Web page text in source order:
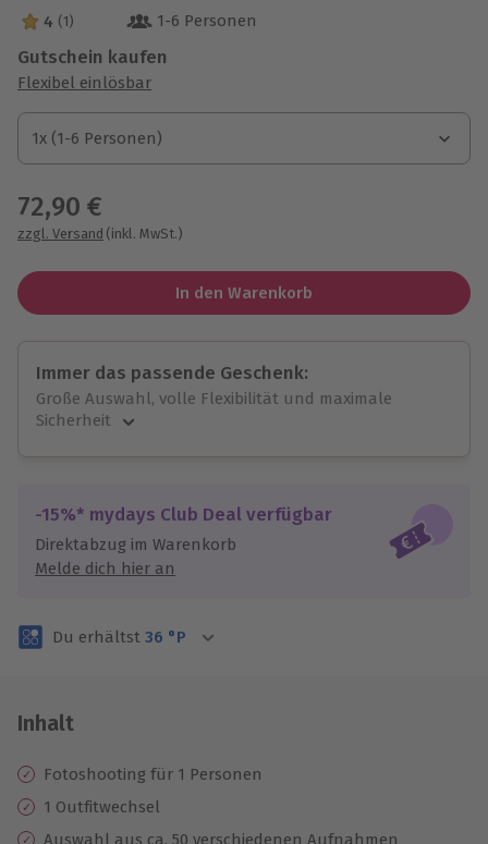
4 Sterne von 5 aus 1 Bewertungen
4 (1) 1-6 Personen
Gutschein kaufen
Flexibel einlösbar
1x (1-6 Personen)
1x (1-6 Personen)
1x (1-6 Personen)
72,90 €
zzgl. Versand (inkl. MwSt.)
In den Warenkorb
Immer das passende Geschenk:
Große Auswahl, volle Flexibilität und maximale
Sicherheit
Jeder Gutschein für alle Erlebnisse einlösbar.
Maximale Sicherheit
3 Jahre gültig & verlängerbar.
-15%* mydays Club Deal verfügbar
Direktabzug im Warenkorb
Melde dich hier an
Du erhältst 36 °P
Inhalt
Fotoshooting für 1 Personen
1 Outfitwechsel
Auswahl aus ca. 50 verschiedenen Aufnahmen